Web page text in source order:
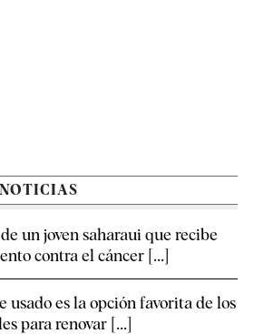
un joven saharaui que recibe
contra el cáncer [...]
usado es la opción favorita de los
para renovar [...]